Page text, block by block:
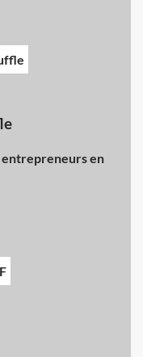
entrepreneurs en